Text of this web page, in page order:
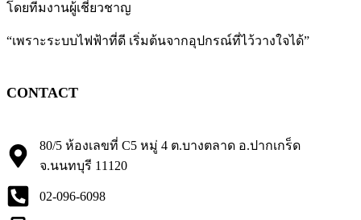
โดยทีมงานผู้เชี่ยวชาญ
“เพราะระบบไฟฟ้าที่ดี เริ่มต้นจากอุปกรณ์ที่ไว้วางใจได้”
CONTACT
80/5 ห้องเลขที่ C5 หมู่ 4 ต.บางตลาด อ.ปากเกร็ด
จ.นนทบุรี 11120
02-096-6098